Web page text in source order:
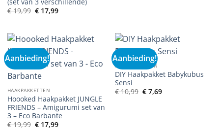
€19,99 Oorspronkelijke
prijs
€17,99Huidige
Aanbieding!
HAAKPAKKETTEN
Hoooked Haakpakket JUNGLE
FRIENDS – Amigurumi set van
3 – Eco Barbante
€19,99 Oorspronkelijke
prijs
€17,99Huidige
Aanbieding!
HAAKPAKKETTEN
DIY Haakpakket Babykubus
Sensi
€10,99 Oorspronkelijke
prijs
€7,69Huidige